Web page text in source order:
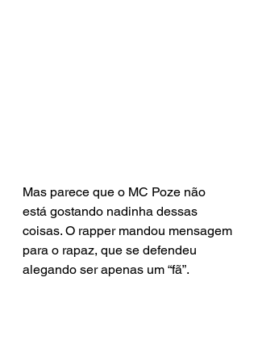
Mas parece que o MC Poze não
está gostando nadinha dessas
coisas. O rapper mandou mensagem
para o rapaz, que se defendeu
alegando ser apenas um “fã”.